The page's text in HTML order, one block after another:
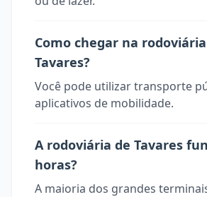
Como chegar na
Tavares?
Você pode utilizar transporte
aplicativos de mobilidade.
A rodoviária de Tavares
horas?
A maioria dos grandes